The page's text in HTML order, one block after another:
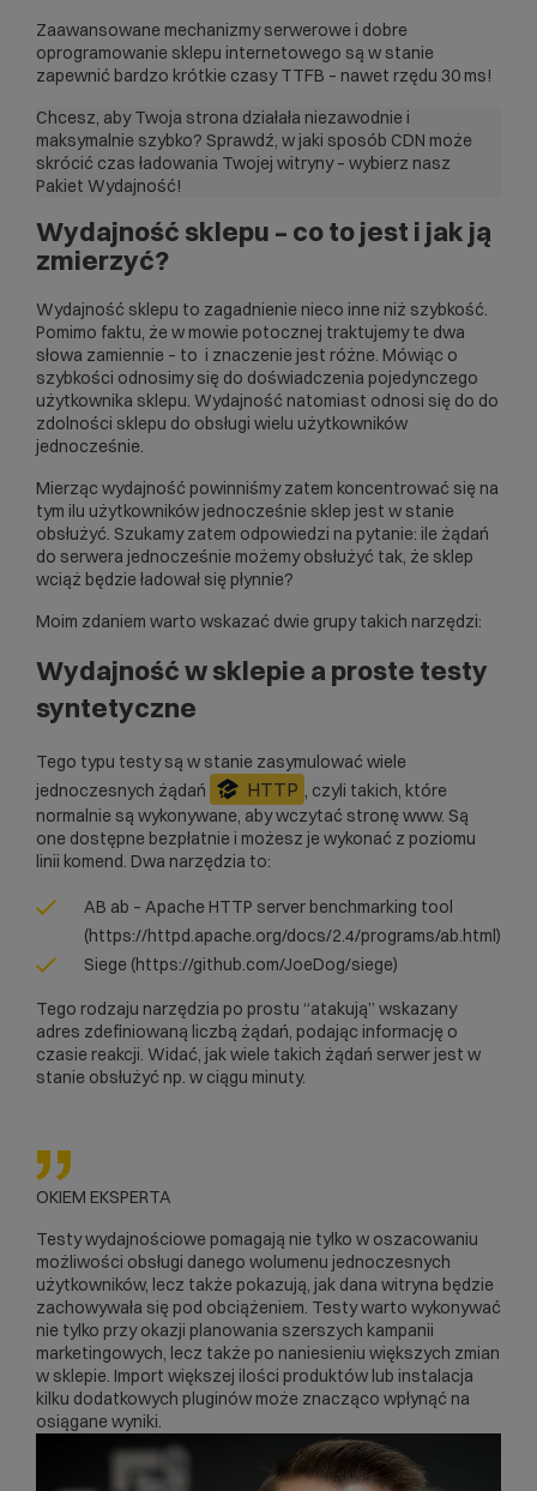
Zaawansowane mechanizmy serwerowe i dobre
oprogramowanie sklepu internetowego są w stanie
zapewnić bardzo krótkie czasy TTFB – nawet rzędu 30 ms!
Chcesz, aby Twoja strona działała niezawodnie i
maksymalnie szybko? Sprawdź, w jaki sposób CDN może
skrócić czas ładowania Twojej witryny – wybierz nasz
Pakiet Wydajność!
Wydajność sklepu – co to jest i jak ją
zmierzyć?
Wydajność sklepu to zagadnienie nieco inne niż szybkość.
Pomimo faktu, że w mowie potocznej traktujemy te dwa
słowa zamiennie – to i znaczenie jest różne. Mówiąc o
szybkości odnosimy się do doświadczenia pojedynczego
użytkownika sklepu. Wydajność natomiast odnosi się do do
zdolności sklepu do obsługi wielu użytkowników
jednocześnie.
Mierząc wydajność powinniśmy zatem koncentrować się na
tym ilu użytkowników jednocześnie sklep jest w stanie
obsłużyć. Szukamy zatem odpowiedzi na pytanie: ile żądań
do serwera jednocześnie możemy obsłużyć tak, że sklep
wciąż będzie ładował się płynnie?
Moim zdaniem warto wskazać dwie grupy takich narzędzi:
Wydajność w sklepie a proste testy
syntetyczne
Tego typu testy są w stanie zasymulować wiele
jednoczesnych żądań
HTTP , czyli takich, które
normalnie są wykonywane, aby wczytać stronę www. Są
one dostępne bezpłatnie i możesz je wykonać z poziomu
linii komend. Dwa narzędzia to:
AB ab – Apache HTTP server benchmarking tool
(https://httpd.apache.org/docs/2.4/programs/ab.html)
Siege (https://github.com/JoeDog/siege)
Tego rodzaju narzędzia po prostu “atakują” wskazany
adres zdefiniowaną liczbą żądań, podając informację o
czasie reakcji. Widać, jak wiele takich żądań serwer jest w
stanie obsłużyć np. w ciągu minuty.
OKIEM EKSPERTA
Testy wydajnościowe pomagają nie tylko w oszacowaniu
możliwości obsługi danego wolumenu jednoczesnych
użytkowników, lecz także pokazują, jak dana witryna będzie
zachowywała się pod obciążeniem. Testy warto wykonywać
nie tylko przy okazji planowania szerszych kampanii
marketingowych, lecz także po naniesieniu większych zmian
w sklepie. Import większej ilości produktów lub instalacja
kilku dodatkowych pluginów może znacząco wpłynąć na
osiągane wyniki.